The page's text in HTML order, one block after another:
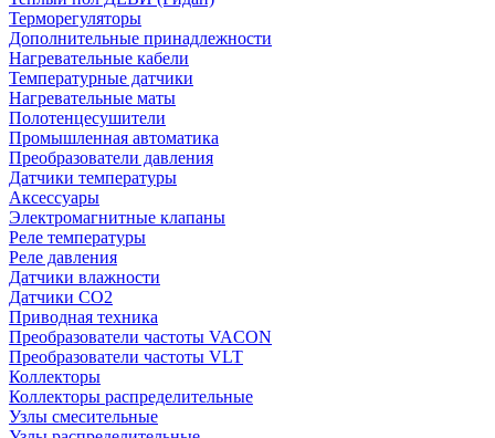
Терморегуляторы
Дополнительные принадлежности
Нагревательные кабели
Температурные датчики
Нагревательные маты
Полотенцесушители
Промышленная автоматика
Преобразователи давления
Датчики температуры
Аксессуары
Электромагнитные клапаны
Реле температуры
Реле давления
Датчики влажности
Датчики CO2
Приводная техника
Преобразователи частоты VACON
Преобразователи частоты VLT
Коллекторы
Коллекторы распределительные
Узлы смесительные